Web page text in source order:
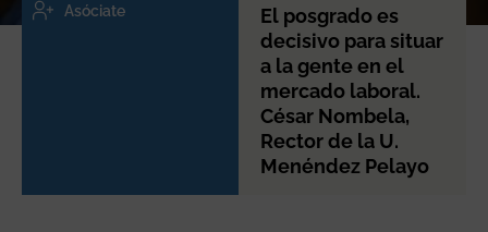
El posgrado es
decisivo para situar
a la gente en el
mercado laboral.
César Nombela,
Rector de la U.
Menéndez Pelayo
Asóciate